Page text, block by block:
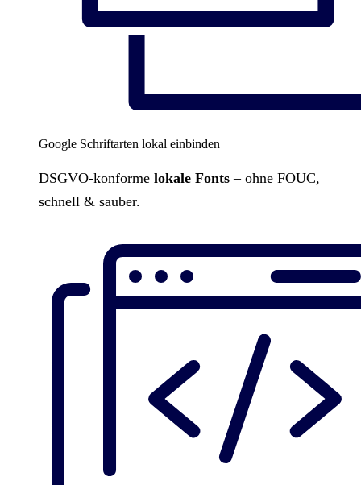
Google Schriftarten lokal einbinden
DSGVO-konforme lokale Fonts – ohne FOUC,
schnell & sauber.